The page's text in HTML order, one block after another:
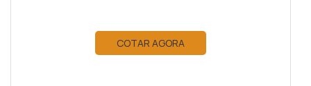
COTAR AGORA